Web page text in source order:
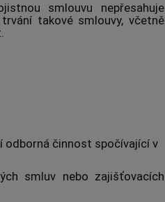
smlouvu nepřesahuje
takové smlouvy, včetně
odborná činnost spočívající v
smluv nebo zajišťovacích